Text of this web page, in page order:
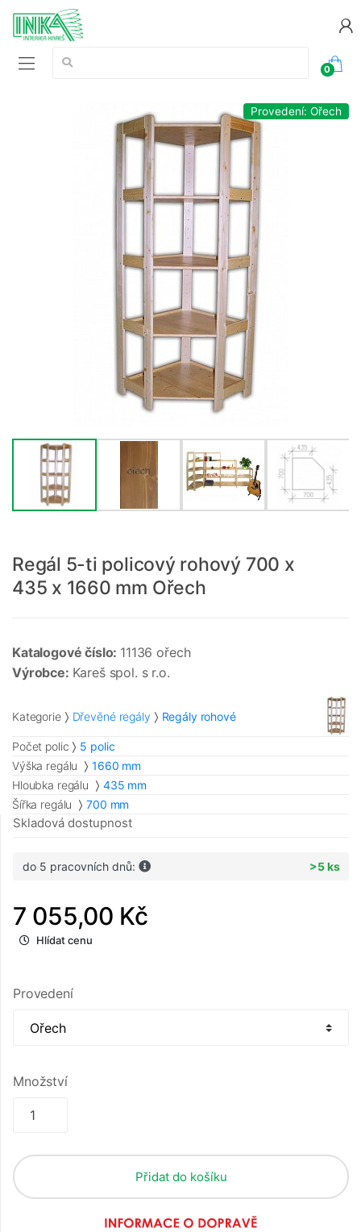
Vyhledávání:
0
Provedení: Ořech
Regál 5-ti policový rohový 700 x
435 x 1660 mm Ořech
Katalogové číslo: 11136 ořech
Výrobce: Kareš spol. s r.o.
Kategorie Dřevěné regály Regály rohové
Počet polic
5 polic
Výška regálu
1660 mm
Hloubka regálu
435 mm
Šířka regálu
700 mm
Skladová dostupnost
do 5 pracovních dnů: >5 ks
7 055,00 Kč
Hlídat cenu
Provedení
Množství
Přidat do košíku